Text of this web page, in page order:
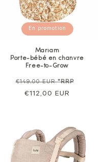
En promotion
Mariam
Porte-bébé en chanvre
Free-to-Grow
Prix
normal
€149,00 EUR*RRP
€112,00 EUR